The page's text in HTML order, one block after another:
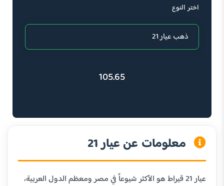
اختر النوع
105.65
معلومات عن عيار 21
عيار 21 قيراط هو الأكثر شيوعاً في مصر ومعظم الدول العربية،